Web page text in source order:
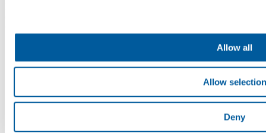
Allow all
Allow selection
Deny